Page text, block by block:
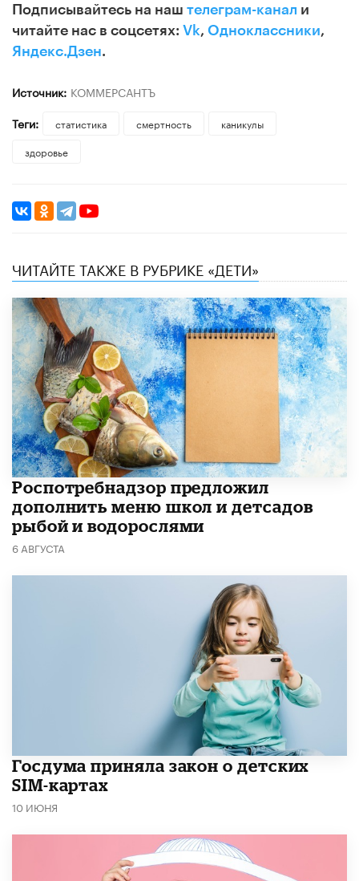
Подписывайтесь на наш телеграм-канал и
читайте нас в соцсетях: Vk, Одноклассники,
Яндекс.Дзен.
Источник: КОММЕРСАНТЪ
Теги:
статистика смертность
каникулы
здоровье
ЧИТАЙТЕ ТАКЖЕ В РУБРИКЕ «ДЕТИ»
Роспотребнадзор предложил
дополнить меню школ и детсадов
рыбой и водорослями
6 АВГУСТА
Госдума приняла закон о детских
SIM-картах
10 ИЮНЯ